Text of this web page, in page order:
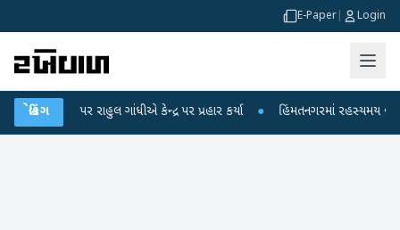
E-Paper Login
બ્રેકિંગ
આરોપો પર રાહુલ ગાંધીએ કેન્દ્ર પર પ્રહાર કર્યા ● હિંમતનગરમાં રહસ્યમય વાયરસ કે